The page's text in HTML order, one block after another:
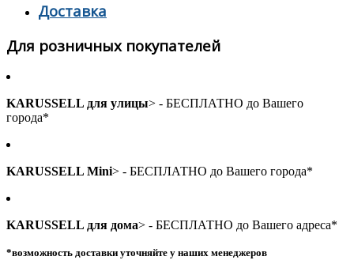
Доставка
Для розничных покупателей
KARUSSELL для улицы> - БЕСПЛАТНО до Вашего
города*
KARUSSELL Mini> - БЕСПЛАТНО до Вашего города*
KARUSSELL для дома> - БЕСПЛАТНО до Вашего адреса*
*возможность доставки уточняйте у наших менеджеров